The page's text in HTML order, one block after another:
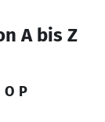
A bis Z
O P